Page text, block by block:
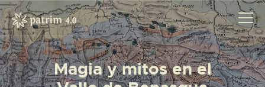
Magia y mitos en el